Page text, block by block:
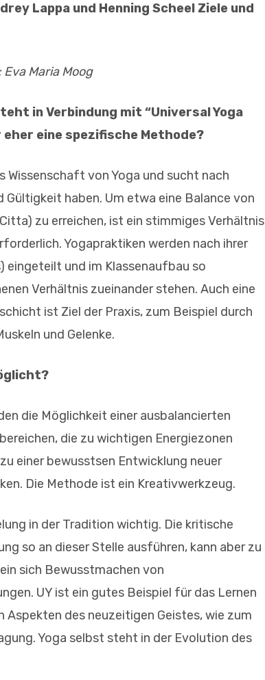
Lappa und Henning Scheel Ziele und
Maria Moog
in Verbindung mit “Universal Yoga
eher eine spezifische Methode?
Wissenschaft von Yoga und sucht nach
haben. Um etwa eine Balance von
zu erreichen, ist ein stimmiges Verhältnis
Yogapraktiken werden nach ihrer
eingeteilt und im Klassenaufbau so
Verhältnis zueinander stehen. Auch eine
ist Ziel der Praxis, zum Beispiel durch
und Gelenke.
die Möglichkeit einer ausbalancierten
die zu wichtigen Energiezonen
einer bewusstsen Entwicklung neuer
Die Methode ist ein Kreativwerkzeug.
in der Tradition wichtig. Die kritische
so an dieser Stelle ausführen, kann aber zu
sich Bewusstmachen von
UY ist ein gutes Beispiel für das Lernen
des neuzeitigen Geistes, wie zum
Yoga selbst steht in der Evolution des